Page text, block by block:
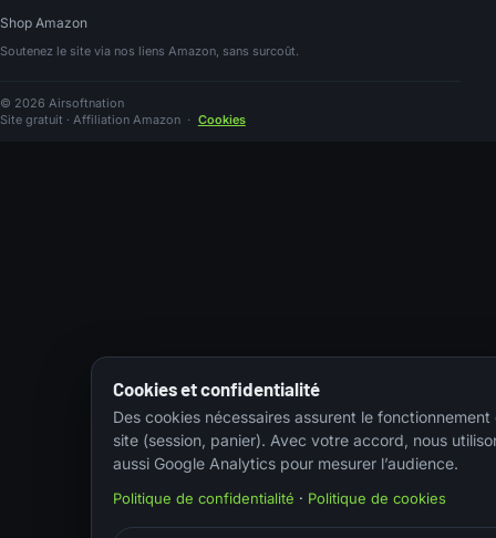
Shop Amazon
Soutenez le site via nos liens Amazon, sans surcoût.
© 2026 Airsoftnation
Site gratuit · Affiliation Amazon · Cookies
Cookies et confidentialité
Des cookies nécessaires assurent le fonctionnement
site (session, panier). Avec votre accord, nous
aussi Google Analytics pour mesurer l’audience.
Politique de confidentialité · Politique de cookies